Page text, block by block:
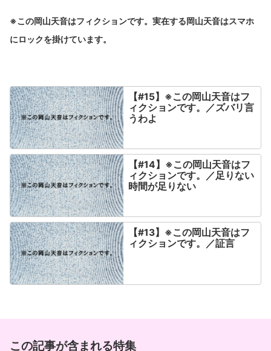
※この岡山天音はフィクションです。実在する岡山天音はスマホ
にロックを掛けています。
【#15】※この岡山天音はフ
ィクションです。／ズバリ言
うわよ
【#14】※この岡山天音はフ
ィクションです。／足りない
時間が足りない
【#13】※この岡山天音はフ
ィクションです。／証言
この記事が含まれる特集